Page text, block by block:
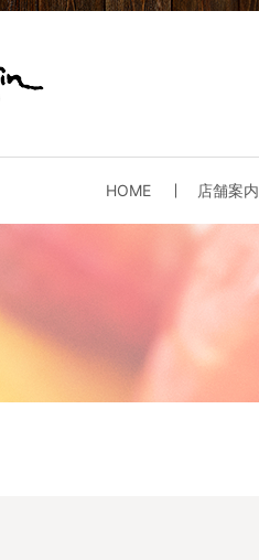
HOME 店舗案内